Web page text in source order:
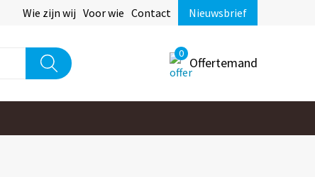
Wie zijn wij Voor wie Contact Nieuwsbrief
0
Offertemand